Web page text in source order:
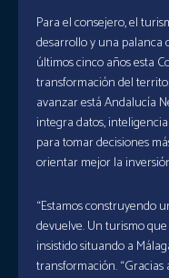
Para el consejero, el
desarrollo y una palanca
últimos cinco años esta
transformación del
avanzar está Andalucía
integra datos,
para tomar decisiones
orientar mejor la
“Estamos construyendo
devuelve. Un turismo
insistido situando a
transformación. “Gracias